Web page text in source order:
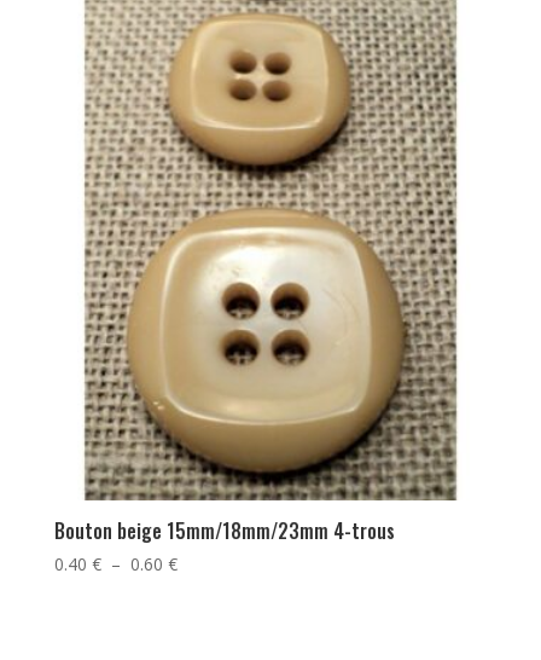
Bouton beige 15mm/18mm/23mm 4-trous
0.40 € – 0.60 €Plage